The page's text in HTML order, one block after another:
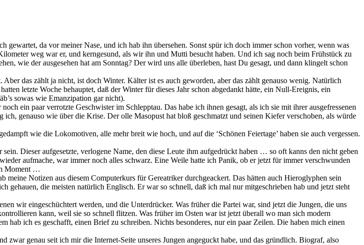
gewartet, da vor meiner Nase, und ich hab ihn übersehen. Sonst spür ich doch immer schon vorher, wenn was
weg war er, und kerngesund, als wir ihn und Mutti besucht haben. Und ich sag noch beim Frühstück zu
wie der ausgesehen hat am Sonntag? Der wird uns alle überleben, hast Du gesagt, und dann klingelt schon
das zählt ja nicht, ist doch Winter. Kälter ist es auch geworden, aber das zählt genauso wenig. Natürlich
letzte Woche behauptet, daß der Winter für dieses Jahr schon abgedankt hätte, ein Null-Ereignis, ein
sowas wie Emanzipation gar nicht).
ein paar verrotzte Geschwister im Schlepptau. Das habe ich ihnen gesagt, als ich sie mit ihrer ausgefressenen
genauso wie über die Krise. Der olle Masopust hat bloß geschmatzt und seinen Kiefer verschoben, als würde
wie die Lokomotiven, alle mehr breit wie hoch, und auf die ‘Schönen Feiertage’ haben sie auch vergessen.
Dieser aufgesetzte, verlogene Name, den diese Leute ihm aufgedrückt haben … so oft kanns den nicht geben
aufmache, war immer noch alles schwarz. Eine Weile hatte ich Panik, ob er jetzt für immer verschwunden
Moment …
Notizen aus diesem Computerkurs für Gereatriker durchgeackert. Das hätten auch Hieroglyphen sein
gehauen, die meisten natürlich Englisch. Er war so schnell, daß ich mal nur mitgeschrieben hab und jetzt steht
wir eingeschüchtert werden, und die Unterdrücker. Was früher die Partei war, sind jetzt die Jungen, die uns
kann, weil sie so schnell flitzen. Was früher im Osten war ist jetzt überall wo man sich modern
ich es geschafft, einen Brief zu schreiben. Nichts besonderes, nur ein paar Zeilen. Die haben mich einen
genau seit ich mir die Internet-Seite unseres Jungen angeguckt habe, und das gründlich. Biograf, also